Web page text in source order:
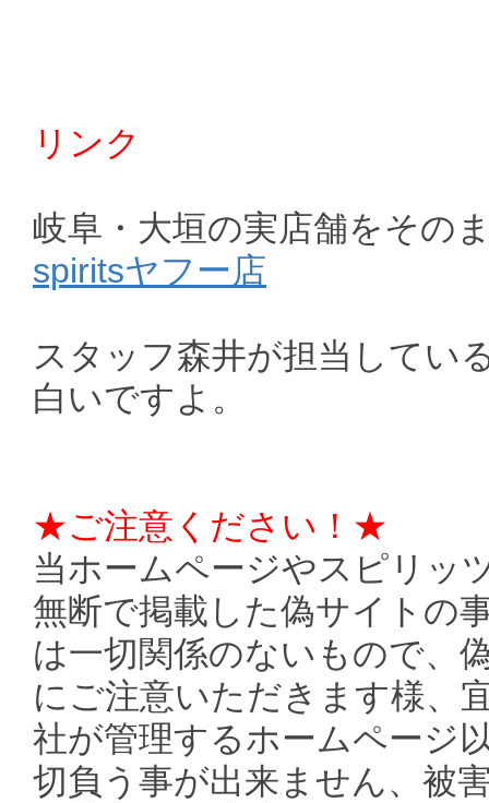
リンク
岐阜・大垣の実店舗をその
spiritsヤフー店
スタッフ森井が担当してい
白いですよ。
★ご注意ください！★
当ホームページやスピリッ
無断で掲載した偽サイトの
は一切関係のないもので、
にご注意いただきます様、
社が管理するホームページ
切負う事が出来ません、被